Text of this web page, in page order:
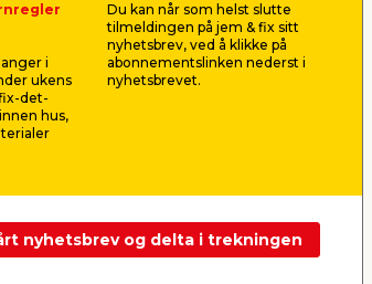
hagevanner –
vanning av plener, bed
hager. Drives av
fra hageslangen.
m.m. legges til
Butikk
Se mer
Glava
158,99pr.
Butikk
i
ukens
det-
hus,
Du kan når som helst slutte
tilmeldingen på jem & fix sitt
nyhetsbrev, ved å klikke på
abonnementslinken nederst i
nyhetsbrevet.
nyhetsbrev og delta i trekningen